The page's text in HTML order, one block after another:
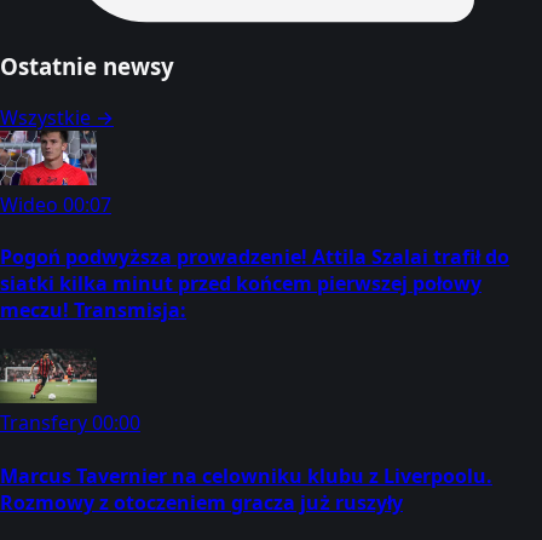
Ostatnie newsy
Wszystkie →
Wideo 00:07
Pogoń podwyższa prowadzenie! Attila Szalai trafił do
siatki kilka minut przed końcem pierwszej połowy
meczu! Transmisja:
Transfery00:00
Marcus Tavernier na celowniku klubu z Liverpoolu.
Rozmowy z otoczeniem gracza już ruszyły